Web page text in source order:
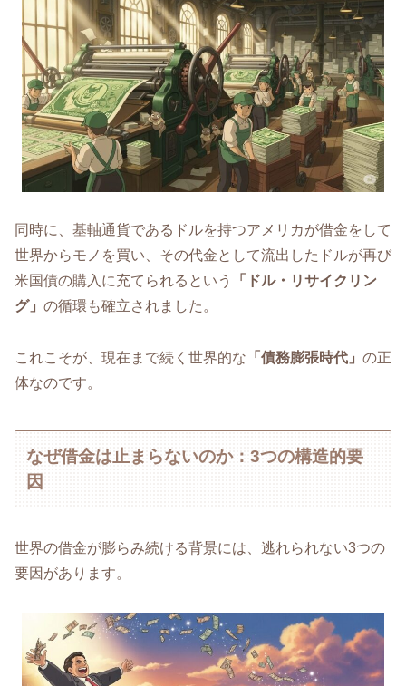
同時に、基軸通貨であるドルを持つアメリカが借金をして
世界からモノを買い、その代金として流出したドルが再び
米国債の購入に充てられるという
「ドル・リサイクリン
グ」 の循環も確立されました。
これこそが、現在まで続く世界的な 「債務膨張時代」 の正
体なのです。
なぜ借金は止まらないのか：3つの構造的要
因
世界の借金が膨らみ続ける背景には、逃れられない3つの
要因があります。